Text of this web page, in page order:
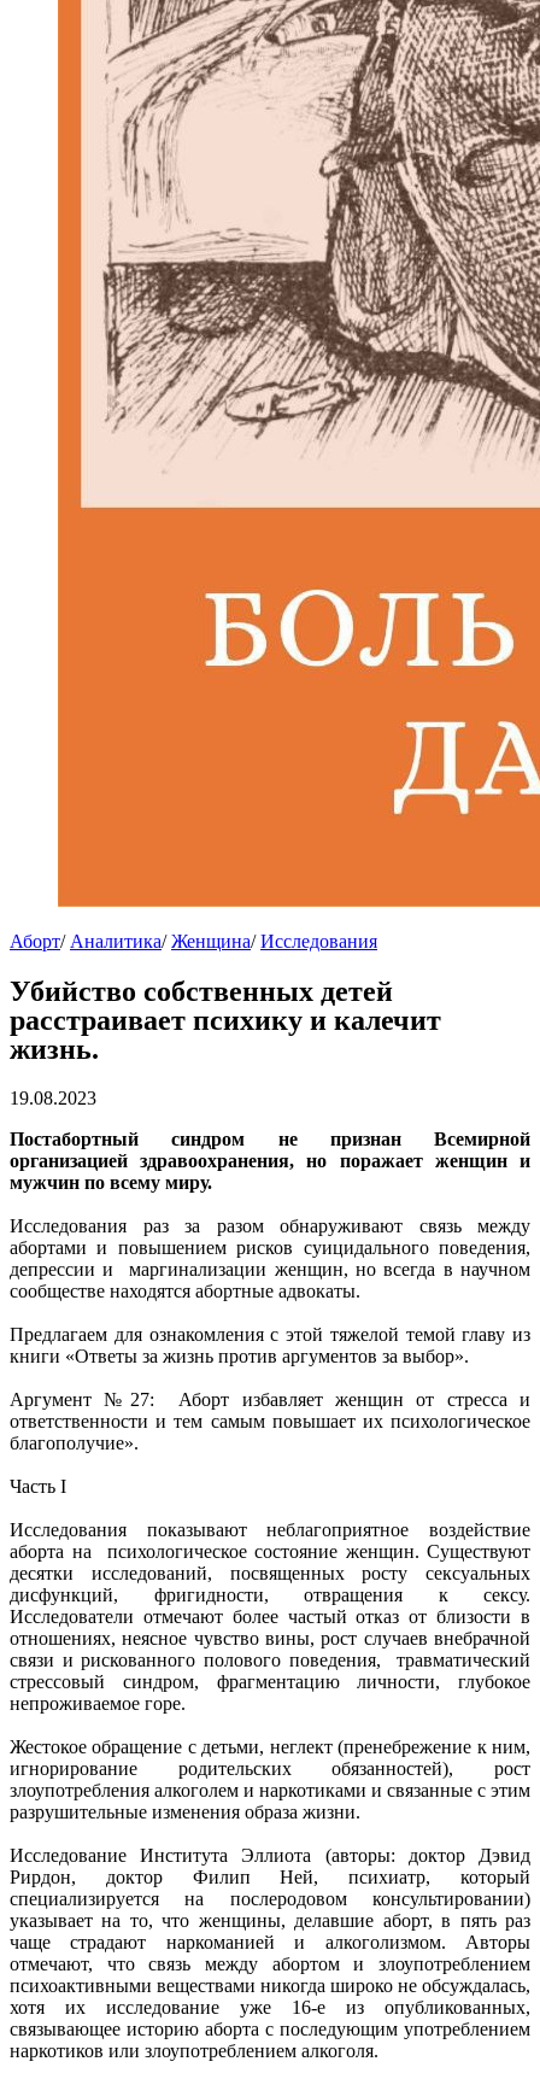
Аборт/ Аналитика/Женщина/Исследования
Убийство собственных детей
расстраивает психику и калечит
жизнь.
19.08.2023
​​Постабортный синдром не признан Всемирной
организацией здравоохранения, но поражает женщин и
мужчин по всему миру.
Исследования раз за разом обнаруживают связь между
абортами и повышением рисков суицидального поведения,
депрессии и маргинализации женщин, но всегда в научном
сообществе находятся абортные адвокаты.
Предлагаем для ознакомления с этой тяжелой темой главу из
книги «Ответы за жизнь против аргументов за выбор».
Аргумент №27: Аборт избавляет женщин от стресса и
ответственности и тем самым повышает их психологическое
благополучие».
Часть I
Исследования показывают неблагоприятное воздействие
аборта на психологическое состояние женщин. Существуют
десятки исследований, посвященных росту сексуальных
дисфункций, фригидности, отвращения к сексу.
Исследователи отмечают более частый отказ от близости в
отношениях, неясное чувство вины, рост случаев внебрачной
связи и рискованного полового поведения, травматический
стрессовый синдром, фрагментацию личности, глубокое
непроживаемое горе.
Жестокое обращение с детьми, неглект (пренебрежение к ним,
игнорирование родительских обязанностей), рост
злоупотребления алкоголем и наркотиками и связанные с этим
разрушительные изменения образа жизни.
Исследование Института Эллиота (авторы: доктор Дэвид
Рирдон, доктор Филип Ней, психиатр, который
специализируется на послеродовом консультировании)
указывает на то, что женщины, делавшие аборт, в пять раз
чаще страдают наркоманией и алкоголизмом. Авторы
отмечают, что связь между абортом и злоупотреблением
психоактивными веществами никогда широко не обсуждалась,
хотя их исследование уже 16-е из опубликованных,
связывающее историю аборта с последующим употреблением
наркотиков или злоупотреблением алкоголя.